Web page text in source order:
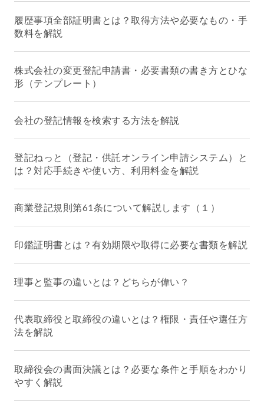
履歴事項全部証明書とは？取得方法や必要なもの・手
数料を解説
株式会社の変更登記申請書・必要書類の書き方とひな
形（テンプレート）
会社の登記情報を検索する方法を解説
登記ねっと（登記・供託オンライン申請システム）と
は？対応手続きや使い方、利用料金を解説
商業登記規則第61条について解説します（１）
印鑑証明書とは？有効期限や取得に必要な書類を解説
理事と監事の違いとは？どちらが偉い？
代表取締役と取締役の違いとは？権限・責任や選任方
法を解説
取締役会の書面決議とは？必要な条件と手順をわかり
やすく解説